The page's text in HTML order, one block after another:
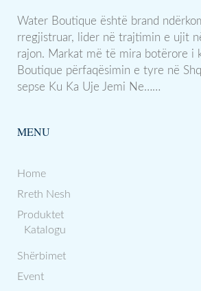
Water Boutique është brand
rregjistruar, lider në trajtimin e ujit
rajon. Markat më të mira botërore i
Boutique përfaqësimin e tyre në
sepse Ku Ka Uje Jemi Ne……
MENU
Home
Rreth Nesh
Produktet
Katalogu
Shërbimet
Event